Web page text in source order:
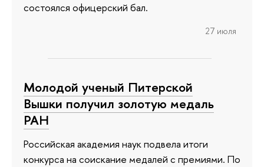
состоялся офицерский бал.
27 июля
Молодой ученый Питерской
Вышки получил золотую медаль
РАН
Российская академия наук подвела итоги
конкурса на соискание медалей с премиями. По